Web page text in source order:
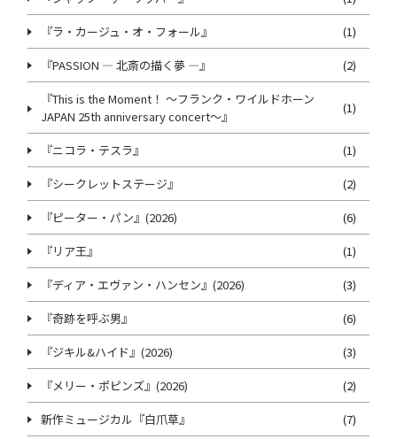
『ラ・カージュ・オ・フォール』
(1)
『PASSION ― 北斎の描く夢 ―』
(2)
『This is the Moment！ ～フランク・ワイルドホーン
JAPAN 25th anniversary concert～』
(1)
『ニコラ・テスラ』
(1)
『シークレットステージ』
(2)
『ピーター・パン』(2026)
(6)
『リア王』
(1)
『ディア・エヴァン・ハンセン』(2026)
(3)
『奇跡を呼ぶ男』
(6)
『ジキル&ハイド』(2026)
(3)
『メリー・ポピンズ』(2026)
(2)
新作ミュージカル『白爪草』
(7)